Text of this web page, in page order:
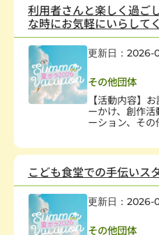
利用者さんと楽しく過ご
な時にお気軽にいらして
更新日：2026-
その他団体
【活動内容】
ーかけ、創作
ーション、そ
こども食堂での手伝いス
更新日：2026-
その他団体